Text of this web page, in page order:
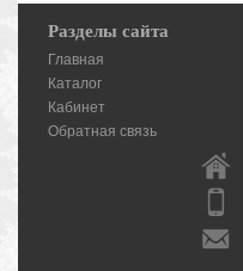
Разделы сайта
Главная
Каталог
Кабинет
Обратная связь